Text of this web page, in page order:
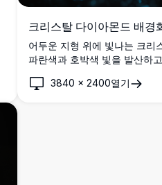
크리스탈 다이아몬드 배경
어두운 지형 위에 빛나는 크리
파란색과 호박색 빛을 발산하
다.
3840 × 2400열기